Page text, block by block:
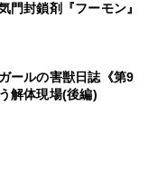
門封鎖剤『フーモン』
ールの害獣日誌《第9
解体現場(後編)